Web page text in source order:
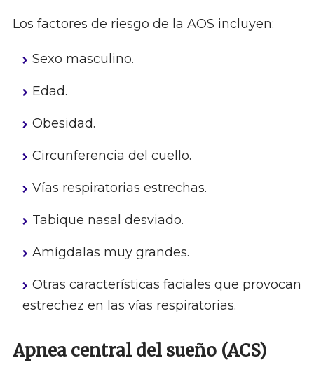
Los factores de riesgo de la AOS incluyen:
Sexo masculino.
Edad.
Obesidad.
Circunferencia del cuello.
Vías respiratorias estrechas.
Tabique nasal desviado.
Amígdalas muy grandes.
Otras características faciales que provocan
estrechez en las vías respiratorias.
Apnea central del sueño (ACS)